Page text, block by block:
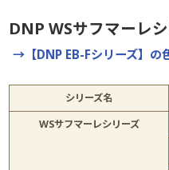
DNP WSサフマーレ
→【DNP EB-Fシリーズ】の
シリーズ名
WSサフマーレシリーズ